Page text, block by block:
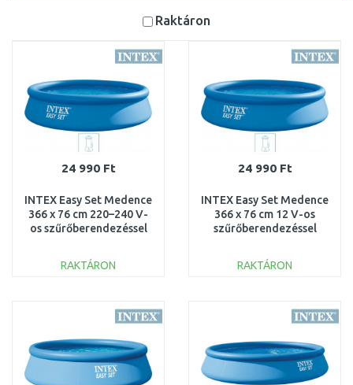
Raktáron
24 990 Ft
INTEX Easy Set Medence
366 x 76 cm 220–240 V-
os szűrőberendezéssel
RAKTÁRON
Összehasonlítás
24 990 Ft
INTEX Easy Set Medence
366 x 76 cm 12 V-os
szűrőberendezéssel
RAKTÁRON
Összehasonlítás